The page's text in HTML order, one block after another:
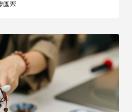
團聚